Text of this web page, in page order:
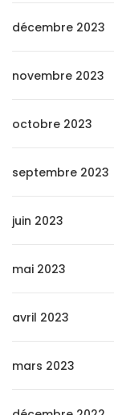
décembre 2023
novembre 2023
octobre 2023
septembre 2023
juin 2023
mai 2023
avril 2023
mars 2023